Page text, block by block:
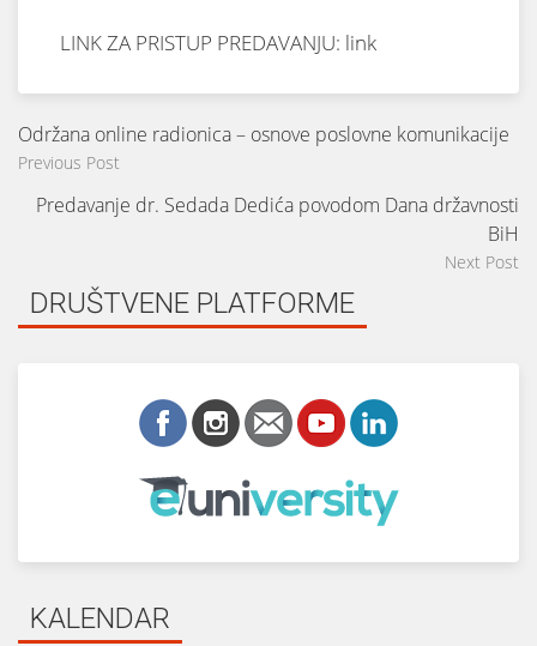
LINK ZA PRISTUP PREDAVANJU: link
Održana online radionica – osnove poslovne komunikacije
Previous Post
Predavanje dr. Sedada Dedića povodom Dana državnosti
BiH
Next Post
DRUŠTVENE PLATFORME
KALENDAR